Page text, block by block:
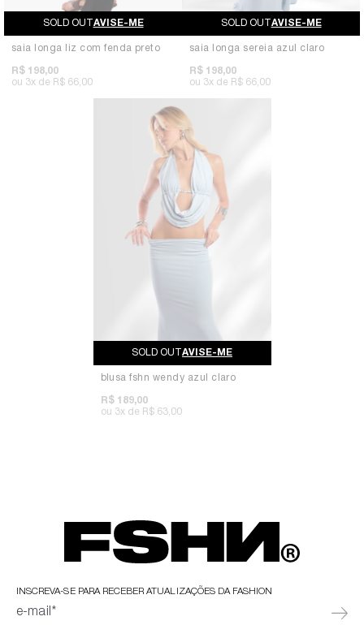
AVISE-ME
saia longa liz com fenda preto
R$ 198,00
3x R$ 66,00
AVISE-ME
saia longa sereia azul claro
R$ 198,00
3x R$ 66,00
AVISE-ME
blusa fshn wendy azul claro
R$ 189,00
3x R$ 63,00
INSCREVA-SE PARA RECEBER ATUALIZAÇÕES DA FASHION
e-mail*